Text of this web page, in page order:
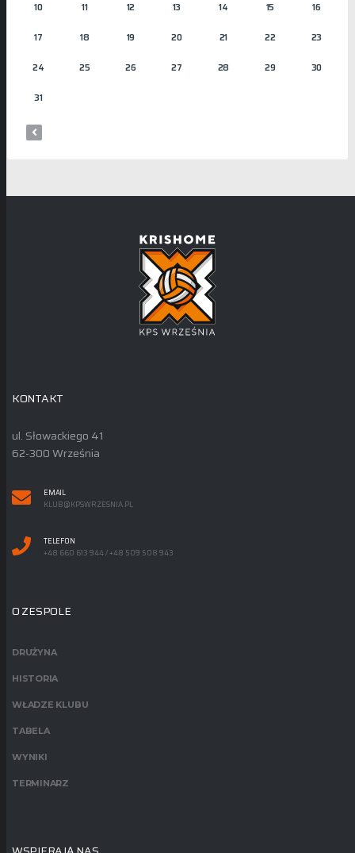
10 11 12 13 14 15 16
17 18 19 20 21 22 23
24 25 26 27 28 29 30
31
KONTAKT
ul. Słowackiego 41
62-300 Września
EMAIL
KLUB@KPSWRZESNIA.PL
TELEFON
+48 660 613 944 / +48 509 508 943
O ZESPOLE
DRUŻYNA
HISTORIA
WŁADZE KLUBU
TABELA
WYNIKI
TERMINARZ